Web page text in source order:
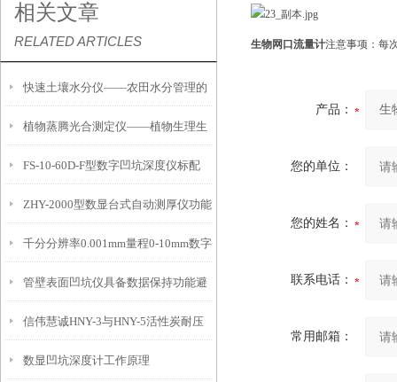
相关文章
RELATED ARTICLES
快速土壤水分仪——农田水分管理的
便携式检测工具
植物蒸腾光合测定仪——植物生理生
态的实时监测设备
FS-10-60D-F型数字凹坑深度仪标配
IP54级表头分辨率0.01mm量程
10mm！
ZHY-2000型数显台式自动测厚仪功能
特点
千分分辨率0.001mm量程0-10mm数字
埋头度仪技术参数！
管壁表面凹坑仪具备数据保持功能避
免测试过程中测针移动导致数据变动
信伟慧诚HNY-3与HNY-5活性炭耐压
强度测定仪技术参数！
数显凹坑深度计工作原理
生物网口流量计注意事项：每
产品：
您的单位：
您的姓名：
联系电话：
常用邮箱：